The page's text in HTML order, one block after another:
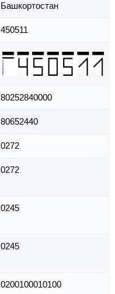
Башкортостан
450511
80252840000
80652440
0272
0272
0245
0245
0200100010100